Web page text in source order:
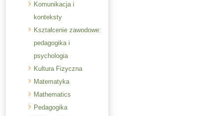
Komunikacja i
konteksty
Kształcenie zawodowe:
pedagogika i
psychologia
Kultura Fizyczna
Matematyka
Mathematics
Pedagogika